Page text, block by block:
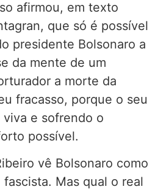
afirmou, em texto
que só é possível
presidente Bolsonaro a
da mente de um
a morte da
fracasso, porque o seu
e sofrendo o
possível.
vê Bolsonaro como
Mas qual o real